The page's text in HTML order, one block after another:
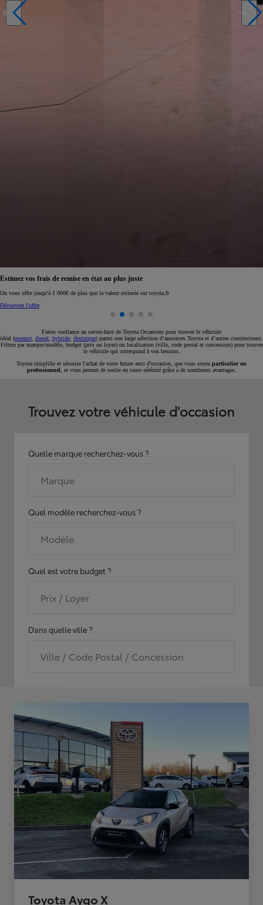
Réservez en ligne votre occasion pour 1€ seulement
Réservez en ligne
Faites confiance au savoir-faire de Toyota Occasions pour trouver le véhicule
idéal (essence diesel hybride électrique) parmi une large sélection d’annonces Toyota et d’autres constructeurs.
Filtrez par marque/modèle, budget (prix ou loyer) ou localisation (ville, code postal et concession) pour trouver
le véhicule qui correspond à vos besoins.
Toyota simplifie et sécurise l'achat de votre future auto d'occasion, que vous soyez particulier ou
professionnel , et vous permet de rouler en toute sérénité grâce à de nombreux avantages.
Trouvez votre véhicule d'occasion
Quelle marque recherchez-vous ?
Marque
Quel modèle recherchez-vous ?
Modèle
Quel est votre budget ?
Prix / Loyer
Dans quelle ville ?
Ville / Code Postal / Concession
Toyota Aygo X